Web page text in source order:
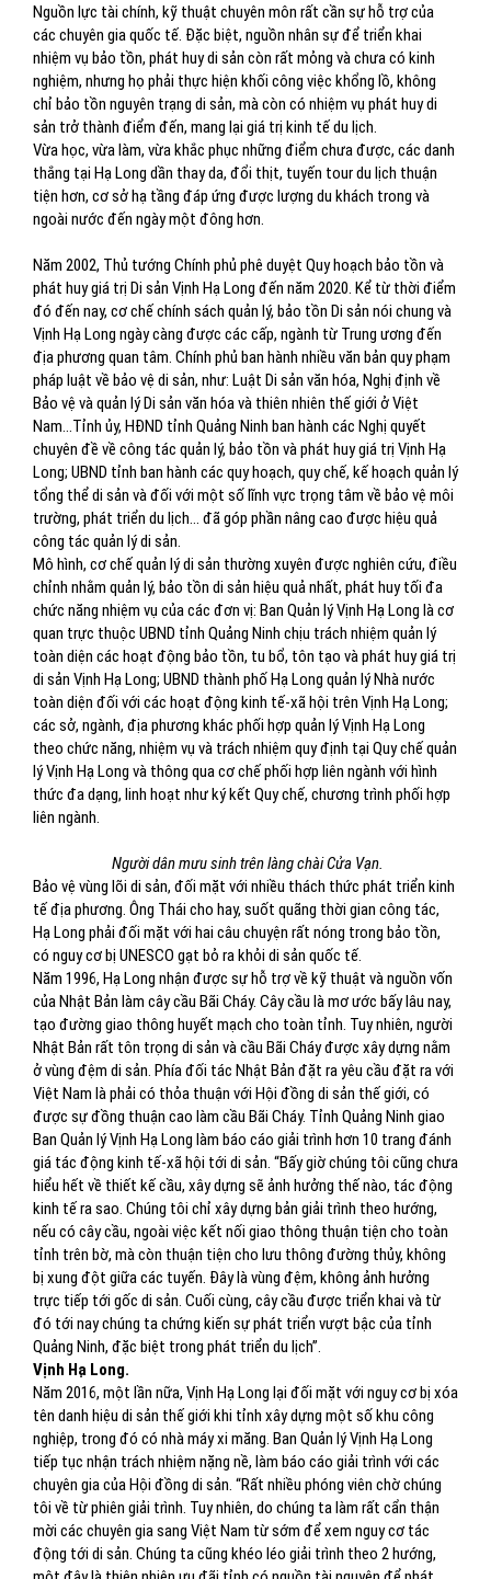
Nguồn lực tài chính, kỹ thuật chuyên môn rất cần sự hỗ trợ của
các chuyên gia quốc tế. Đặc biệt, nguồn nhân sự để triển khai
nhiệm vụ bảo tồn, phát huy di sản còn rất mỏng và chưa có kinh
nghiệm, nhưng họ phải thực hiện khối công việc khổng lồ, không
chỉ bảo tồn nguyên trạng di sản, mà còn có nhiệm vụ phát huy di
sản trở thành điểm đến, mang lại giá trị kinh tế du lịch.
Vừa học, vừa làm, vừa khắc phục những điểm chưa được, các danh
thắng tại Hạ Long dần thay da, đổi thịt, tuyến tour du lịch thuận
tiện hơn, cơ sở hạ tầng đáp ứng được lượng du khách trong và
ngoài nước đến ngày một đông hơn.
Năm 2002, Thủ tướng Chính phủ phê duyệt Quy hoạch bảo tồn và
phát huy giá trị Di sản Vịnh Hạ Long đến năm 2020. Kể từ thời điểm
đó đến nay, cơ chế chính sách quản lý, bảo tồn Di sản nói chung và
Vịnh Hạ Long ngày càng được các cấp, ngành từ Trung ương đến
địa phương quan tâm. Chính phủ ban hành nhiều văn bản quy phạm
pháp luật về bảo vệ di sản, như: Luật Di sản văn hóa, Nghị định về
Bảo vệ và quản lý Di sản văn hóa và thiên nhiên thế giới ở Việt
Nam...Tỉnh ủy, HĐND tỉnh Quảng Ninh ban hành các Nghị quyết
chuyên đề về công tác quản lý, bảo tồn và phát huy giá trị Vịnh Hạ
Long; UBND tỉnh ban hành các quy hoạch, quy chế, kế hoạch quản lý
tổng thể di sản và đối với một số lĩnh vực trọng tâm về bảo vệ môi
trường, phát triển du lịch... đã góp phần nâng cao được hiệu quả
công tác quản lý di sản.
Mô hình, cơ chế quản lý di sản thường xuyên được nghiên cứu, điều
chỉnh nhằm quản lý, bảo tồn di sản hiệu quả nhất, phát huy tối đa
chức năng nhiệm vụ của các đơn vị: Ban Quản lý Vịnh Hạ Long là cơ
quan trực thuộc UBND tỉnh Quảng Ninh chịu trách nhiệm quản lý
toàn diện các hoạt động bảo tồn, tu bổ, tôn tạo và phát huy giá trị
di sản Vịnh Hạ Long; UBND thành phố Hạ Long quản lý Nhà nước
toàn diện đối với các hoạt động kinh tế-xã hội trên Vịnh Hạ Long;
các sở, ngành, địa phương khác phối hợp quản lý Vịnh Hạ Long
theo chức năng, nhiệm vụ và trách nhiệm quy định tại Quy chế quản
lý Vịnh Hạ Long và thông qua cơ chế phối hợp liên ngành với hình
thức đa dạng, linh hoạt như ký kết Quy chế, chương trình phối hợp
liên ngành.
Người dân mưu sinh trên làng chài Cửa Vạn.
Bảo vệ vùng lõi di sản, đối mặt với nhiều thách thức phát triển kinh
tế địa phương. Ông Thái cho hay, suốt quãng thời gian công tác,
Hạ Long phải đối mặt với hai câu chuyện rất nóng trong bảo tồn,
có nguy cơ bị UNESCO gạt bỏ ra khỏi di sản quốc tế.
Năm 1996, Hạ Long nhận được sự hỗ trợ về kỹ thuật và nguồn vốn
của Nhật Bản làm cây cầu Bãi Cháy. Cây cầu là mơ ước bấy lâu nay,
tạo đường giao thông huyết mạch cho toàn tỉnh. Tuy nhiên, người
Nhật Bản rất tôn trọng di sản và cầu Bãi Cháy được xây dựng nằm
ở vùng đệm di sản. Phía đối tác Nhật Bản đặt ra yêu cầu đặt ra với
Việt Nam là phải có thỏa thuận với Hội đồng di sản thế giới, có
được sự đồng thuận cao làm cầu Bãi Cháy. Tỉnh Quảng Ninh giao
Ban Quản lý Vịnh Hạ Long làm báo cáo giải trình hơn 10 trang đánh
giá tác động kinh tế-xã hội tới di sản. “Bấy giờ chúng tôi cũng chưa
hiểu hết về thiết kế cầu, xây dựng sẽ ảnh hưởng thế nào, tác động
kinh tế ra sao. Chúng tôi chỉ xây dựng bản giải trình theo hướng,
nếu có cây cầu, ngoài việc kết nối giao thông thuận tiện cho toàn
tỉnh trên bờ, mà còn thuận tiện cho lưu thông đường thủy, không
bị xung đột giữa các tuyến. Đây là vùng đệm, không ảnh hưởng
trực tiếp tới gốc di sản. Cuối cùng, cây cầu được triển khai và từ
đó tới nay chúng ta chứng kiến sự phát triển vượt bậc của tỉnh
Quảng Ninh, đặc biệt trong phát triển du lịch”.
Vịnh Hạ Long.
Năm 2016, một lần nữa, Vịnh Hạ Long lại đối mặt với nguy cơ bị xóa
tên danh hiệu di sản thế giới khi tỉnh xây dựng một số khu công
nghiệp, trong đó có nhà máy xi măng. Ban Quản lý Vịnh Hạ Long
tiếp tục nhận trách nhiệm nặng nề, làm báo cáo giải trình với các
chuyên gia của Hội đồng di sản. “Rất nhiều phóng viên chờ chúng
tôi về từ phiên giải trình. Tuy nhiên, do chúng ta làm rất cẩn thận
mời các chuyên gia sang Việt Nam từ sớm để xem nguy cơ tác
động tới di sản. Chúng ta cũng khéo léo giải trình theo 2 hướng,